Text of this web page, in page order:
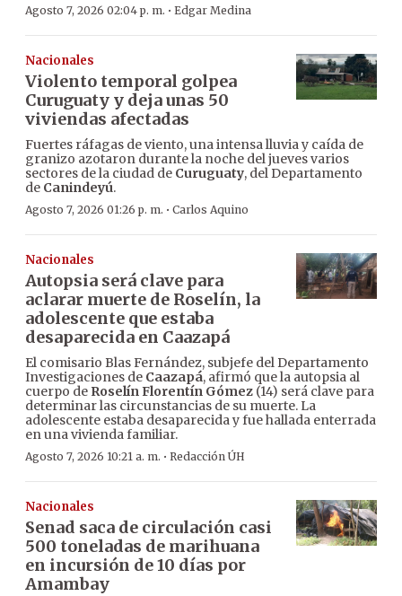
Agosto 7, 2026 02:04 p. m. · Edgar Medina
Nacionales
Violento temporal golpea
Curuguaty y deja unas 50
viviendas afectadas
Fuertes ráfagas de viento, una intensa lluvia y caída de
granizo azotaron durante la noche del jueves varios
sectores de la ciudad de Curuguaty, del Departamento
de Canindeyú.
Agosto 7, 2026 01:26 p. m. · Carlos Aquino
Nacionales
Autopsia será clave para
aclarar muerte de Roselín, la
adolescente que estaba
desaparecida en Caazapá
El comisario Blas Fernández, subjefe del Departamento
Investigaciones de Caazapá, afirmó que la autopsia al
cuerpo de Roselín Florentín Gómez (14) será clave para
determinar las circunstancias de su muerte. La
adolescente estaba desaparecida y fue hallada enterrada
en una vivienda familiar.
Agosto 7, 2026 10:21 a. m. · Redacción ÚH
Nacionales
Senad saca de circulación casi
500 toneladas de marihuana
en incursión de 10 días por
Amambay